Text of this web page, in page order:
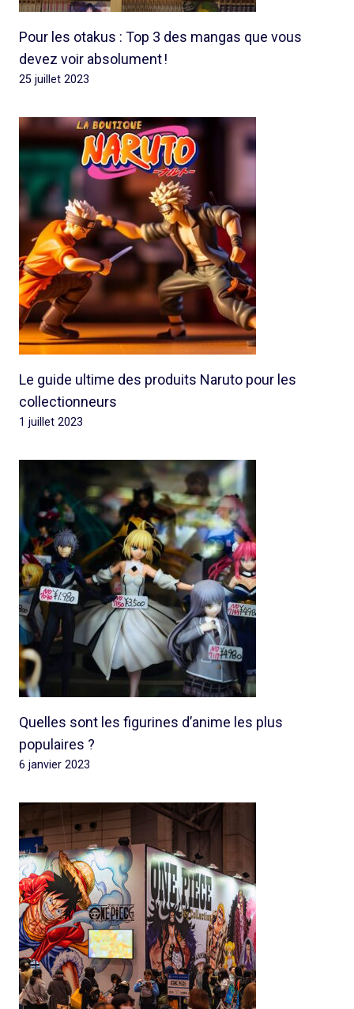
Pour les otakus : Top 3 des mangas que vous
devez voir absolument !
25 juillet 2023
Le guide ultime des produits Naruto pour les
collectionneurs
1 juillet 2023
Quelles sont les figurines d’anime les plus
populaires ?
6 janvier 2023